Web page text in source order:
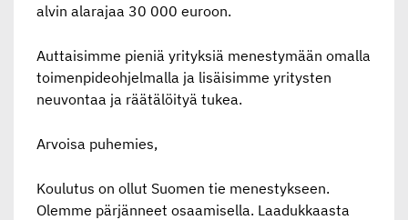
alvin alarajaa 30 000 euroon.
Auttaisimme pieniä yrityksiä menestymään omalla
toimenpideohjelmalla ja lisäisimme yritysten
neuvontaa ja räätälöityä tukea.
Arvoisa puhemies,
Koulutus on ollut Suomen tie menestykseen.
Olemme pärjänneet osaamisella. Laadukkaasta